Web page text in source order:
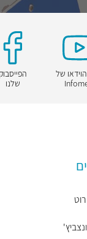
של
שלנו